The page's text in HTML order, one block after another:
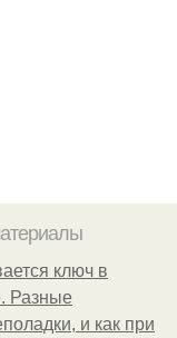
ключ в
Разные
и как при